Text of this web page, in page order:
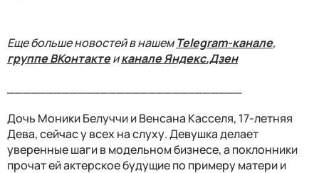
Еще больше новостей в нашемTelegram-канале,
группе ВКонтактеиканале Яндекс.Дзен
Дочь Моники Белуччи и Венсана Касселя, 17-летняя
Дева, сейчас у всех на слуху. Девушка делает
уверенные шаги в модельном бизнесе, а поклонники
прочат ей актерское будущие по примеру матери и